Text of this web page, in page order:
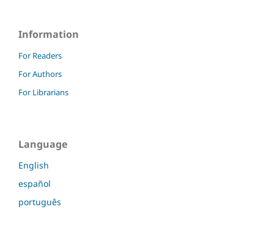
Information
For Readers
For Authors
For Librarians
Language
English
español
português